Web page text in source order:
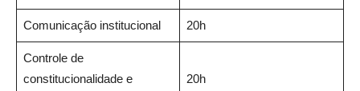
Comunicação institucional 20h
Controle de
constitucionalidade e
20h